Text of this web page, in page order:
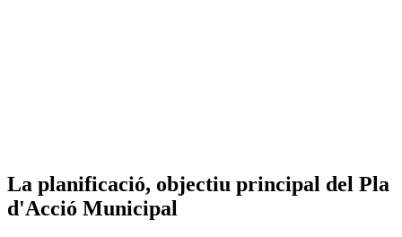
La planificació, objectiu principal del Pla
d'Acció Municipal